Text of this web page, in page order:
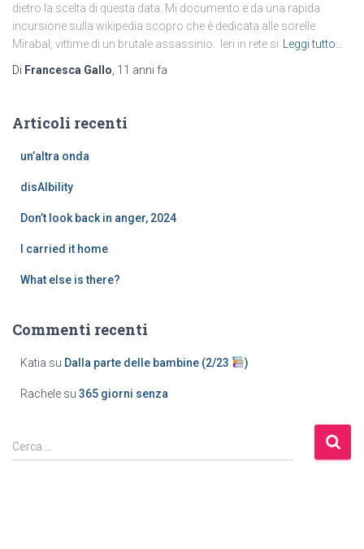
dietro la scelta di questa data. Mi documento e da una rapida
incursione sulla wikipedia scopro che è dedicata alle sorelle
Mirabal, vittime di un brutale assassinio. Ieri in rete si
Leggi tutto…
Di Francesca Gallo 11 anni fa
Articoli recenti
un’altra onda
disAIbility
Don’t look back in anger, 2024
I carried it home
What else is there?
Commenti recenti
Katia su Dalla parte delle bambine (2/23 )
Rachele su 365 giorni senza
Cerca …